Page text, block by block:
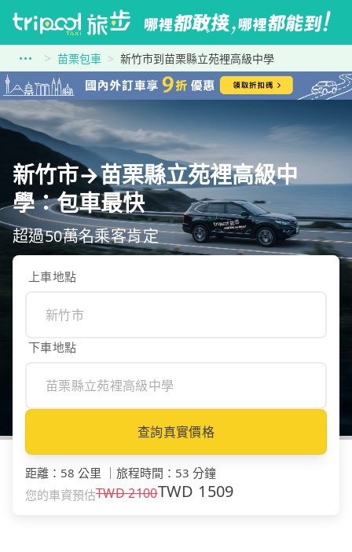
苗栗包車 新竹市到苗栗縣立苑裡高級中學
新竹市→苗栗縣立苑裡高級中
學：包車最快
超過50萬名乘客肯定
上車地點
下車地點
查詢真實價格
距離 ： 58 公里 旅程時間 ： 53 分鐘
您的車資預估TWD2100TWD 1509